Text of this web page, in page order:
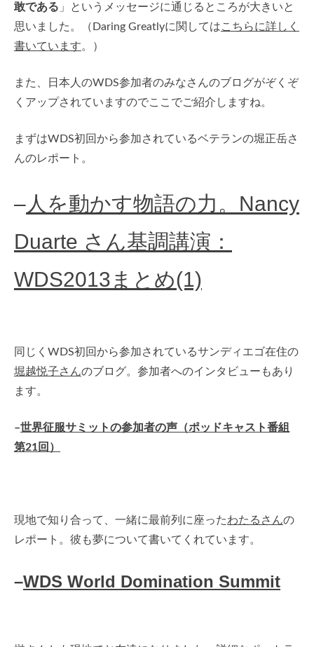
敢である 」というメッセージに通じるところが大きいと
思いました。（Daring Greatlyに関してはこちらに詳しく
書いています。）
また、日本人のWDS参加者のみなさんのブログがぞくぞ
くアップされていますのでここでご紹介しますね。
まずはWDS初回から参加されているベテランの堀正岳さ
んのレポート。
– 人を動かす物語の力。Nancy
Duarte さん基調講演：
WDS2013まとめ(1)
同じくWDS初回から参加されているサンディエゴ在住の
堀越悦子さんのブログ。参加者へのインタビューもあり
ます。
–世界征服サミットの参加者の声（ポッドキャスト番組
第21回）
現地で知り合って、一緒に最前列に座ったわたるさんの
レポート。彼も夢について書いてくれています。
–WDS World Domination Summit